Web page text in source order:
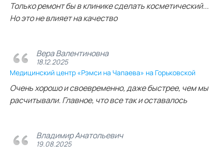
Только ремонт бы в клинике сделать косметический...
Но это не влияет на качество
Вера Валентиновна
18.12.2025
Медицинский центр «Рэмси на Чапаева» на Горьковской
Очень хорошо и своевременно, даже быстрее, чем мы
расчитывали. Главное, что все так и оставалось
Владимир Анатольевич
19.08.2025